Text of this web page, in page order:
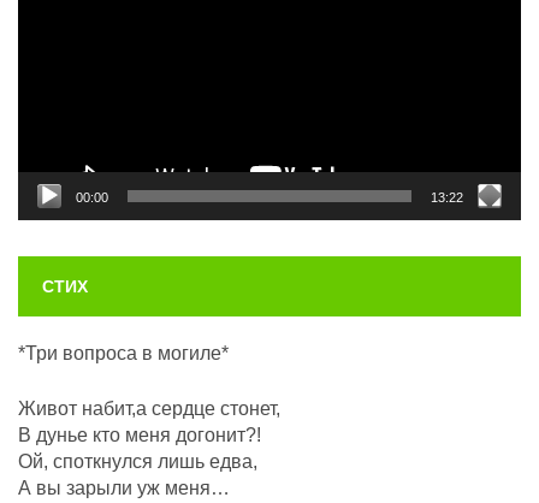
00:00 13:22
СТИХ
*Три вопроса в могиле*
Живот набит,а сердце стонет,
В дунье кто меня догонит?!
Ой, споткнулся лишь едва,
А вы зарыли уж меня…